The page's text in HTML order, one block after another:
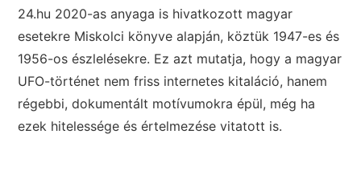
24.hu 2020-as anyaga is hivatkozott magyar
esetekre Miskolci könyve alapján, köztük 1947-es és
1956-os észlelésekre. Ez azt mutatja, hogy a magyar
UFO-történet nem friss internetes kitaláció, hanem
régebbi, dokumentált motívumokra épül, még ha
ezek hitelessége és értelmezése vitatott is.